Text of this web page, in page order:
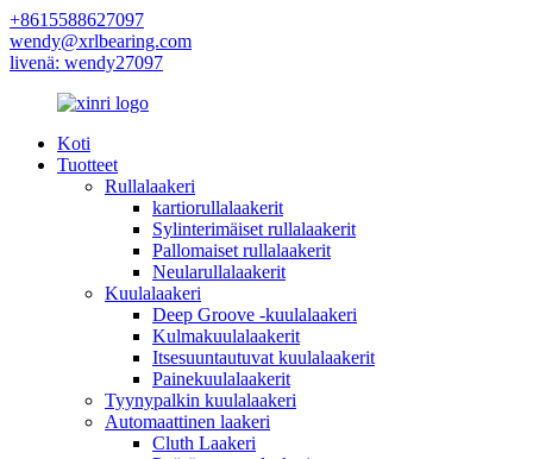
+8615588627097
wendy@xrlbearing.com
livenä: wendy27097
Koti
Tuotteet
Rullalaakeri
kartiorullalaakerit
Sylinterimäiset rullalaakerit
Pallomaiset rullalaakerit
Neularullalaakerit
Kuulalaakeri
Deep Groove -kuulalaakeri
Kulmakuulalaakerit
Itsesuuntautuvat kuulalaakerit
Painekuulalaakerit
Tyynypalkin kuulalaakeri
Automaattinen laakeri
Cluth Laakeri